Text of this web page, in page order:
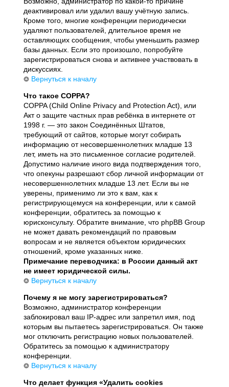
деактивировал или удалил вашу учётную запись.
Кроме того, многие конференции периодически
удаляют пользователей, длительное время не
оставляющих сообщения, чтобы уменьшить размер
базы данных. Если это произошло, попробуйте
зарегистрироваться снова и активнее участвовать в
дискуссиях.
Вернуться к началу
Что такое COPPA?
COPPA (Child Online Privacy and Protection Act), или
Акт о защите частных прав ребёнка в интернете от
1998 г. — это закон Соединённых Штатов,
требующий от сайтов, которые могут собирать
информацию от несовершеннолетних младше 13
лет, иметь на это письменное согласие родителей.
Допустимо наличие иного вида подтверждения того,
что опекуны разрешают сбор личной информации от
несовершеннолетних младше 13 лет. Если вы не
уверены, применимо ли это к вам, как к
регистрирующемуся на конференции, или к самой
конференции, обратитесь за помощью к
юрисконсульту. Обратите внимание, что phpBB Group
не может давать рекомендаций по правовым
вопросам и не является объектом юридических
отношений, кроме указанных ниже.
Примечание переводчика: в России данный акт
не имеет юридической силы.
Вернуться к началу
Почему я не могу зарегистрироваться?
Возможно, администратор конференции
заблокировал ваш IP-адрес или запретил имя, под
которым вы пытаетесь зарегистрироваться. Он также
мог отключить регистрацию новых пользователей.
Обратитесь за помощью к администратору
конференции.
Вернуться к началу
Что делает функция «Удалить cookies